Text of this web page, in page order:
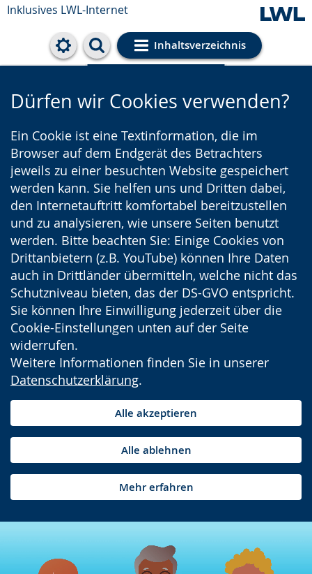
Inklusives LWL-Internet
Inhaltsverzeichnis
Cookie-Einstellungen
Dürfen wir Cookies verwenden?
Ein Cookie ist eine Textinformation, die im
Browser auf dem Endgerät des Betrachters
jeweils zu einer besuchten Website gespeichert
werden kann. Sie helfen uns und Dritten dabei,
den Internetauftritt komfortabel bereitzustellen
und zu analysieren, wie unsere Seiten benutzt
werden. Bitte beachten Sie: Einige Cookies von
Drittanbietern (z.B. YouTube) können Ihre Daten
auch in Drittländer übermitteln, welche nicht das
Schutzniveau bieten, das der DS-GVO entspricht.
Sie können Ihre Einwilligung jederzeit über die
Cookie-Einstellungen unten auf der Seite
widerrufen.
Weitere Informationen finden Sie in unserer
Datenschutzerklärung.
Alle akzeptieren
Alle ablehnen
Mehr erfahren